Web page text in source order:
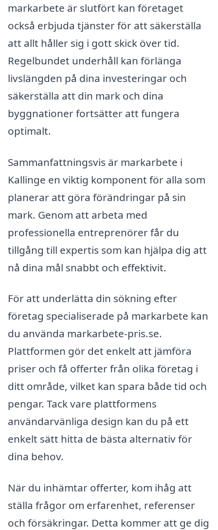
markarbete är slutfört kan företaget
också erbjuda tjänster för att säkerställa
att allt håller sig i gott skick över tid.
Regelbundet underhåll kan förlänga
livslängden på dina investeringar och
säkerställa att din mark och dina
byggnationer fortsätter att fungera
optimalt.
Sammanfattningsvis är markarbete i
Kallinge en viktig komponent för alla som
planerar att göra förändringar på sin
mark. Genom att arbeta med
professionella entreprenörer får du
tillgång till expertis som kan hjälpa dig att
nå dina mål snabbt och effektivit.
För att underlätta din sökning efter
företag specialiserade på markarbete kan
du använda markarbete-pris.se.
Plattformen gör det enkelt att jämföra
priser och få offerter från olika företag i
ditt område, vilket kan spara både tid och
pengar. Tack vare plattformens
användarvänliga design kan du på ett
enkelt sätt hitta de bästa alternativ för
dina behov.
När du inhämtar offerter, kom ihåg att
ställa frågor om erfarenhet, referenser
och försäkringar. Detta kommer att ge dig